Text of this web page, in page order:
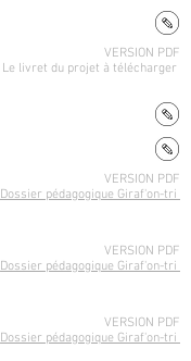
VERSION PDF
Le livret du projet à télécharger
VERSION PDF
Dossier pédagogique Giraf'on-tri
VERSION PDF
Dossier pédagogique Giraf'on-tri
VERSION PDF
Dossier pédagogique Giraf'on-tri